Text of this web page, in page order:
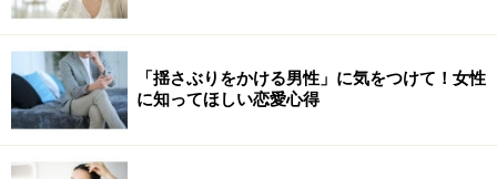
「揺さぶりをかける男性」に気をつけて！女性
に知ってほしい恋愛心得